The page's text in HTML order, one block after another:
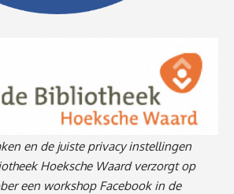
en de juiste privacy instellingen
Hoeksche Waard verzorgt op
een workshop Facebook in de